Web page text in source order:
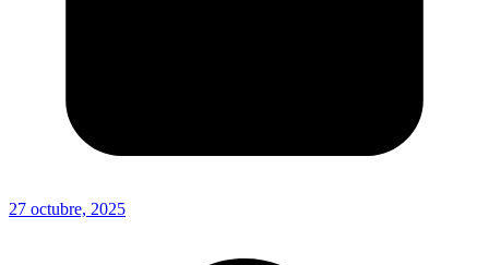
27 octubre, 2025